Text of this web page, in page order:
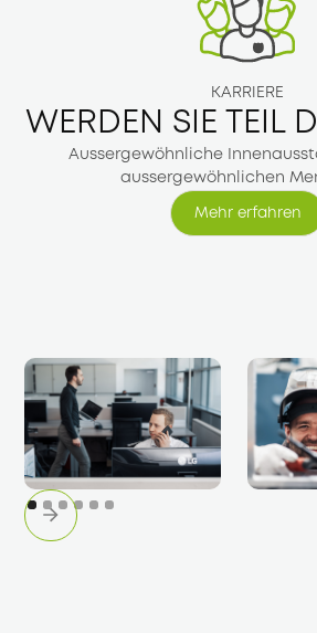
KARRIERE
WERDEN SIE TEIL
Aussergewöhnliche
aussergewöhnlichen
Mehr erfahren
Mehr erfahren